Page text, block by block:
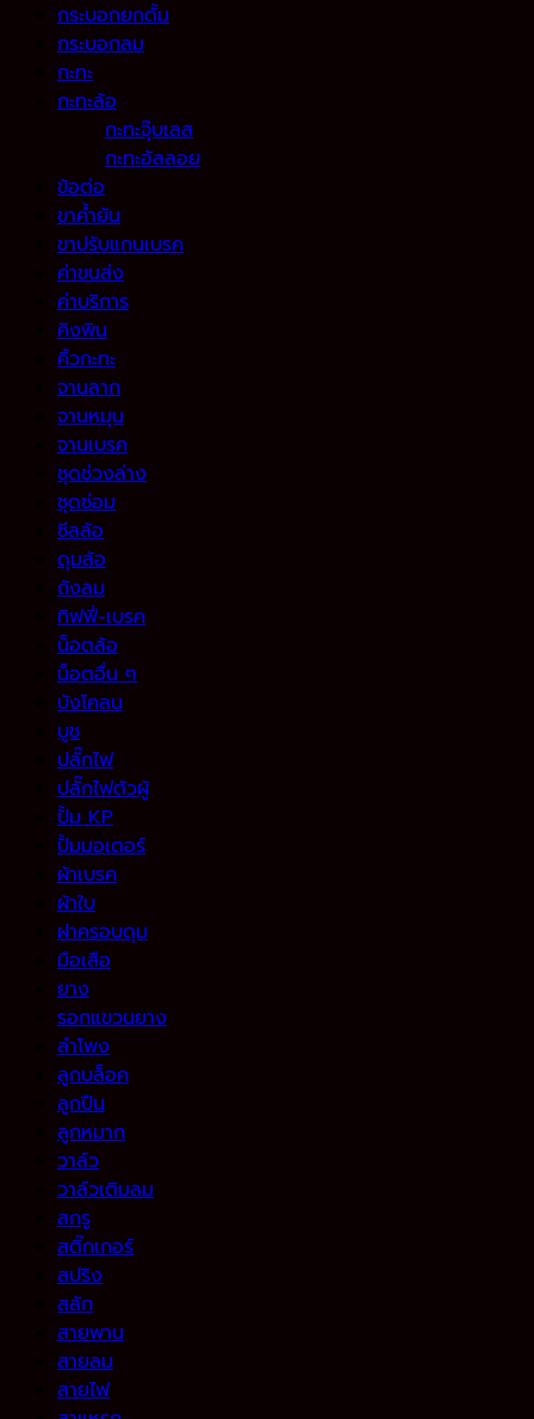
กระบอกยกดั้ม
กระบอกลม
กะทะ
กะทะล้อ
กะทะจุ๊บเลส
กะทะอัลลอย
ข้อต่อ
ขาค้ำยัน
ขาปรับแกนเบรค
ค่าขนส่ง
ค่าบริการ
คิงพิน
คิ้วกะทะ
จานลาก
จานหมุน
จานเบรค
ชุดช่วงล่าง
ชุดซ่อม
ซีลล้อ
ดุมล้อ
ถังลม
ทิฟฟี่-เบรค
น็อตล้อ
น็อตอื่น ๆ
บังโคลน
บูช
ปลั๊กไฟ
ปลั๊กไฟตัวผู้
ปั้ม KP
ปั้มมอเตอร์
ผ้าเบรค
ผ้าใบ
ฝาครอบดุม
มือเสือ
ยาง
รอกแขวนยาง
ลำโพง
ลูกบล็อค
ลูกปืน
ลูกหมาก
วาล์ว
วาล์วเติมลม
สกรู
สติ๊กเกอร์
สปริง
สลัก
สายพาน
สายลม
สายไฟ